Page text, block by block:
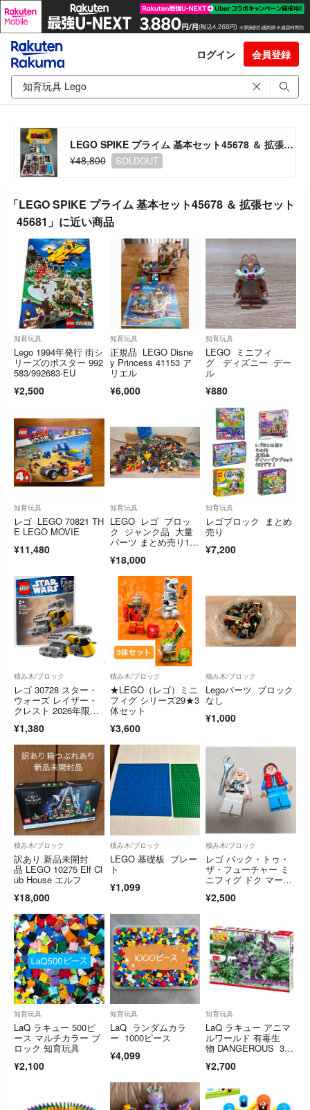
ログイン 会員登録
LEGO SPIKE プライム 基本セット45678 ＆ 拡張セット45681
¥48,800
SOLDOUT
「LEGO SPIKE プライム 基本セット45678 ＆ 拡張セット
45681」に近い商品
知育玩具
Lego 1994年発行 街シ
リーズのポスター 992
583/992683-EU
¥2,500
知育玩具
正規品 LEGO Disne
y Princess 41153 ア
リエル
¥6,000
知育玩具
LEGO ミニフィ
グ ディズニー デー
ル
¥880
知育玩具
レゴ LEGO 70821 TH
E LEGO MOVIE
¥11,480
知育玩具
LEGO レゴ ブロッ
ク ジャンク品 大量
パーツ まとめ売り18.
¥18,000
知育玩具
レゴブロック まとめ
売り
¥7,200
積み木/ブロック
レゴ 30728 スター・
ウォーズ レイザー・
クレスト 2026年限
¥1,380
積み木/ブロック
★LEGO（レゴ）ミニ
フィグ シリーズ29★3
体セット
¥3,600
積み木/ブロック
Legoパーツ ブロック
なし
¥1,000
積み木/ブロック
訳あり 新品未開封
品 LEGO 10275 Elf Cl
ub House エルフ
¥18,000
積み木/ブロック
LEGO 基礎板 プレー
ト
¥1,099
積み木/ブロック
レゴ バック・トゥ・
ザ・フューチャー ミ
ニフィグ ドク マーテ
¥2,500
知育玩具
LaQ ラキュー 500ピ
ース マルチカラー ブ
ロック 知育玩具
¥2,100
知育玩具
LaQ ランダムカラ
ー 1000ピース
¥4,099
知育玩具
LaQ ラキュー アニマ
ルワールド 有毒生
物 DANGEROUS 330
ツ YOSHIRITSU
¥2,700